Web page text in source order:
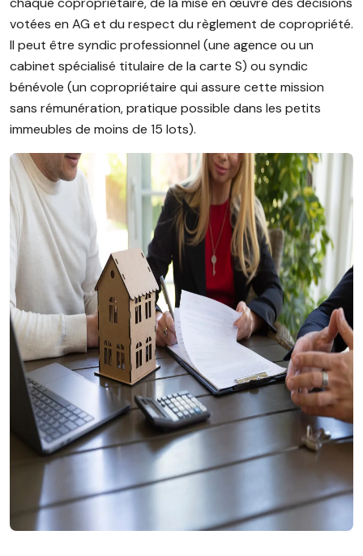
votées en AG et du respect du règlement de copropriété.
Il peut être syndic professionnel (une agence ou un
cabinet spécialisé titulaire de la carte S) ou syndic
bénévole (un copropriétaire qui assure cette mission
sans rémunération, pratique possible dans les petits
immeubles de moins de 15 lots).